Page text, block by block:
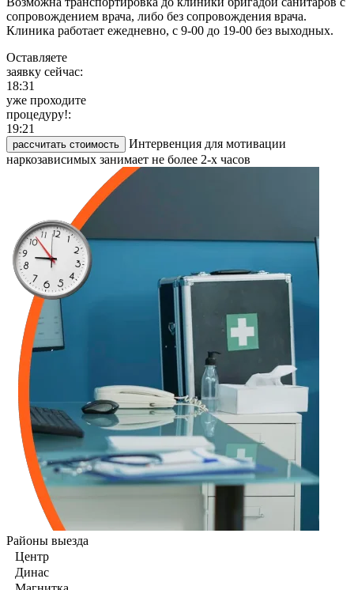
сопровождением врача, либо без сопровождения врача.
Клиника работает ежедневно, с 9-00 до 19-00 без выходных.
Оставляете
заявку сейчас:
18:31
уже проходите
процедуру!:
19:21
рассчитать стоимость
Интервенция для мотивации
наркозависимых занимает не более 2-х часов
Районы выезда
Центр
Динас